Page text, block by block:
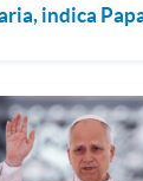
indica